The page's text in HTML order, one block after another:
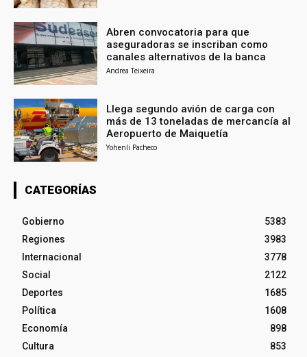
Abren convocatoria para que
aseguradoras se inscriban como
canales alternativos de la banca
Andrea Teixeira
Llega segundo avión de carga con
más de 13 toneladas de mercancía al
Aeropuerto de Maiquetía
Yohenli Pacheco
CATEGORÍAS
Gobierno
5383
Regiones
3983
Internacional
3778
Social
2122
Deportes
1685
Política
1608
Economía
898
Cultura
853